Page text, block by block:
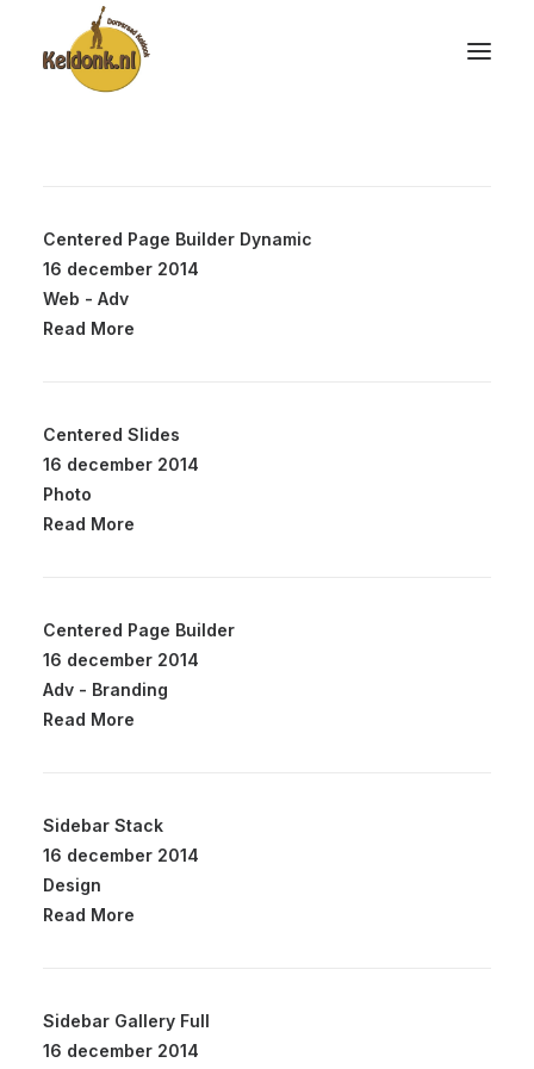
Centered Page Builder Dynamic
16 december 2014
Web - Adv
Read More
Centered Slides
16 december 2014
Photo
Read More
Centered Page Builder
16 december 2014
Adv - Branding
Read More
Sidebar Stack
16 december 2014
Design
Read More
Sidebar Gallery Full
16 december 2014